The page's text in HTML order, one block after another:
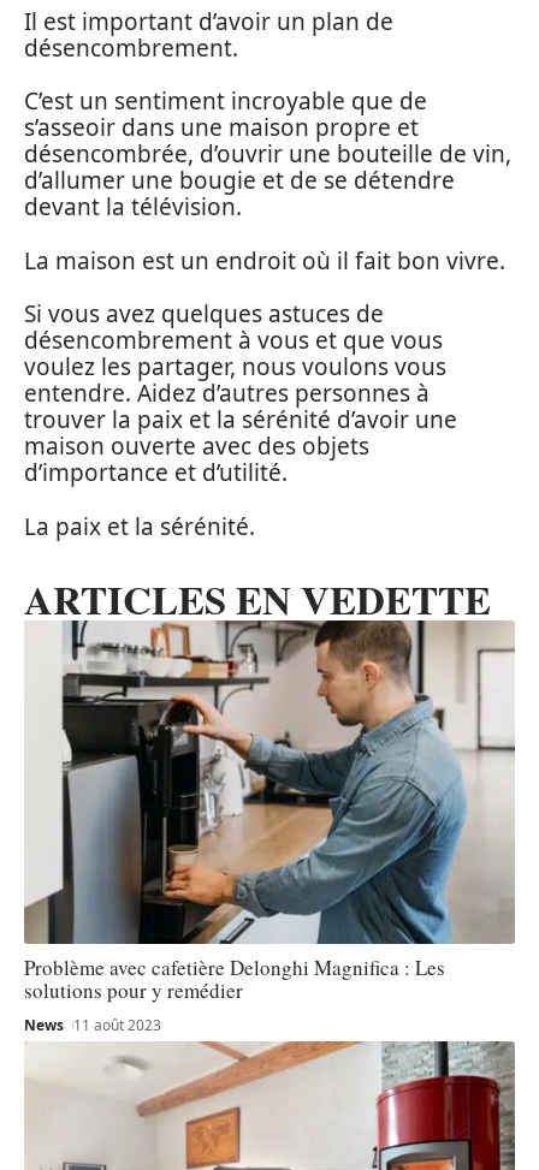
Il est important d’avoir un plan de
désencombrement.
C’est un sentiment incroyable que de
s’asseoir dans une maison propre et
désencombrée, d’ouvrir une bouteille de vin,
d’allumer une bougie et de se détendre
devant la télévision.
La maison est un endroit où il fait bon vivre.
Si vous avez quelques astuces de
désencombrement à vous et que vous
voulez les partager, nous voulons vous
entendre. Aidez d’autres personnes à
trouver la paix et la sérénité d’avoir une
maison ouverte avec des objets
d’importance et d’utilité.
La paix et la sérénité.
ARTICLES EN VEDETTE
Problème avec cafetière Delonghi Magnifica : Les
solutions pour y remédier
News 11 août 2023